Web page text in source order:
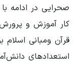
صحرایی در ادامه
کار آموزش و
قرآن ومبانی
استعدادهای